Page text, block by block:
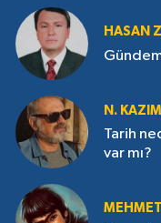
HASAN
N.
Tarih
var mı?